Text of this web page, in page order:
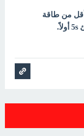
حيث تكون طاقة المستوى الفرعي 5s أقل من طاقة